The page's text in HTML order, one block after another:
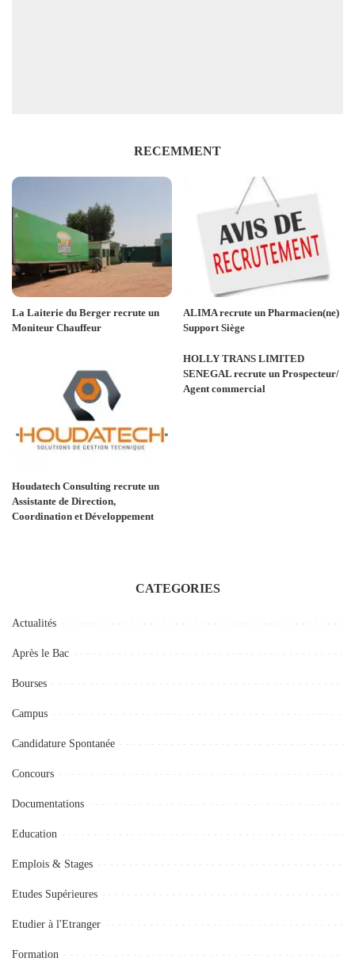
RECEMMENT
La Laiterie du Berger recrute un
Moniteur Chauffeur
ALIMA recrute un Pharmacien(ne)
Support Siège
Houdatech Consulting recrute un
Assistante de Direction,
Coordination et Développement
HOLLY TRANS LIMITED
SENEGAL recrute un Prospecteur/
Agent commercial
CATEGORIES
Actualités
Après le Bac
Bourses
Campus
Candidature Spontanée
Concours
Documentations
Education
Emplois & Stages
Etudes Supérieures
Etudier à l'Etranger
Formation